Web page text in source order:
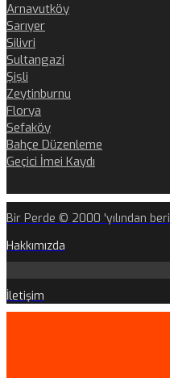
Arnavutköy
Sarıyer
Silivri
Sultangazi
Şişli
Zeytinburnu
Florya
Sefaköy
Bahçe Düzenleme
Geçici İmei Kaydı
Bir Perde © 2000 'yılından
Hakkımızda
İletişim